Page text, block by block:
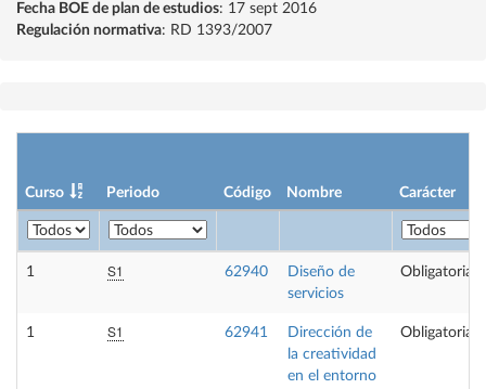
Fecha BOE de plan de estudios: 17 sept 2016
Regulación normativa: RD 1393/2007
Curso Periodo Código Nombre Carácter
1 S1 62940
Diseño de
servicios
Obligatoria
1 S1 62941
Dirección de
la creatividad
en el entorno
Obligatoria